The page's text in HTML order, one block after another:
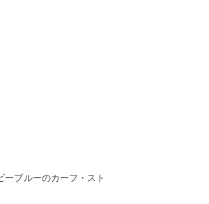
ブルーのカーフ・スト